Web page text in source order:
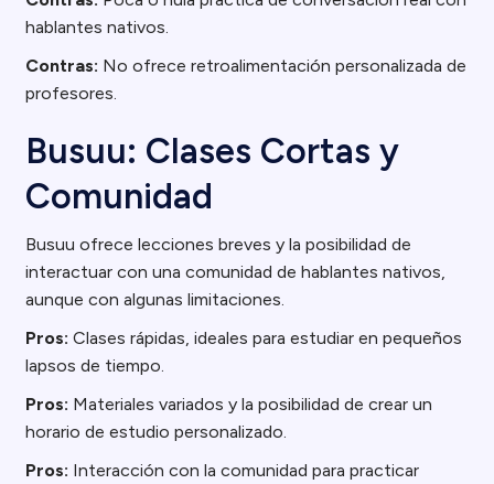
hablantes nativos.
Contras: No ofrece retroalimentación personalizada de
profesores.
Busuu: Clases Cortas y
Comunidad
Busuu ofrece lecciones breves y la posibilidad de
interactuar con una comunidad de hablantes nativos,
aunque con algunas limitaciones.
Pros: Clases rápidas, ideales para estudiar en pequeños
lapsos de tiempo.
Pros: Materiales variados y la posibilidad de crear un
horario de estudio personalizado.
Pros: Interacción con la comunidad para practicar